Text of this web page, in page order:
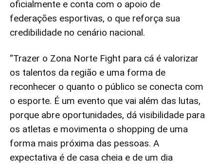
oficialmente e conta com o apoio de
federações esportivas, o que reforça sua
credibilidade no cenário nacional.
“Trazer o Zona Norte Fight para cá é valorizar
os talentos da região e uma forma de
reconhecer o quanto o público se conecta com
o esporte. É um evento que vai além das lutas,
porque abre oportunidades, dá visibilidade para
os atletas e movimenta o shopping de uma
forma mais próxima das pessoas. A
expectativa é de casa cheia e de um dia